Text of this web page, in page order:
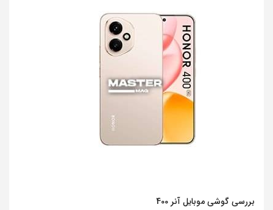
بررسی گوشی موبایل آنر 400